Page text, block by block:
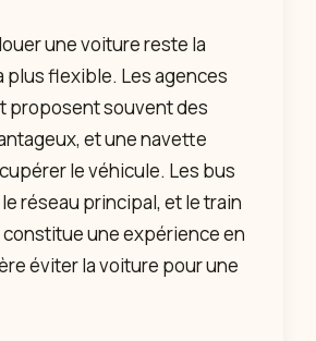
une voiture reste la
plus flexible. Les agences
proposent souvent des
et une navette
le véhicule. Les bus
réseau principal, et le train
constitue une expérience en
éviter la voiture pour une